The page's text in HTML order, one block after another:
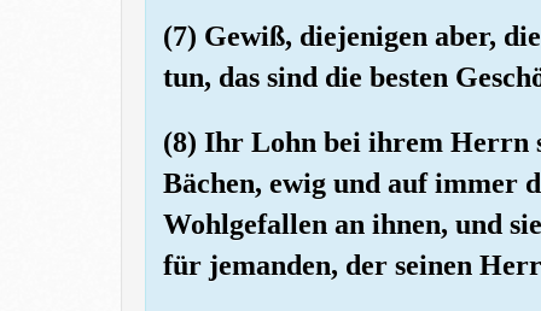
(7) Gewiß, diejenigen aber,
tun, das sind die besten
(8) Ihr Lohn bei ihrem Herrn
Bächen, ewig und auf immer
Wohlgefallen an ihnen, und
für jemanden, der seinen